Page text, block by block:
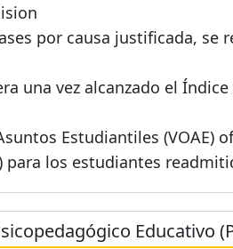
por causa justificada,
una vez alcanzado el
Estudiantiles
para los estudiantes
Educativo